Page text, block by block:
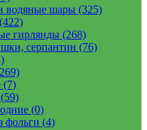
водяные шары (325)
гирлянды (268)
серпантин (76)
(7)
(0)
фольги (4)